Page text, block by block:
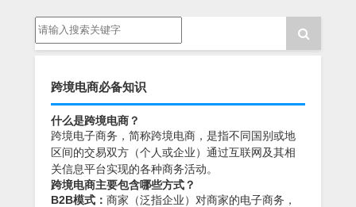
跨境电商必备知识
什么是跨境电商？
跨境电子商务，简称跨境电商，是指不同国别或地
区间的交易双方（个人或企业）通过互联网及其相
关信息平台实现的各种商务活动。
跨境电商主要包含哪些方式？
B2B模式： 商家（泛指企业）对商家的电子商务，